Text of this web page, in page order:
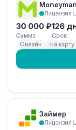
Лицензия
30 000 ₽
Сумма
126
Срок
Онлайн
На карту
Займер
Лицензия